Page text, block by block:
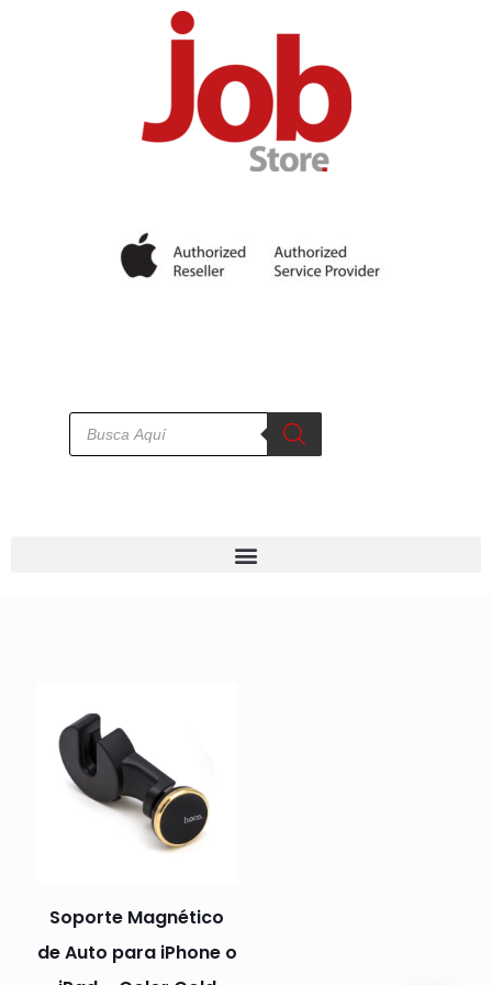
Soporte Magnético
de Auto para iPhone o